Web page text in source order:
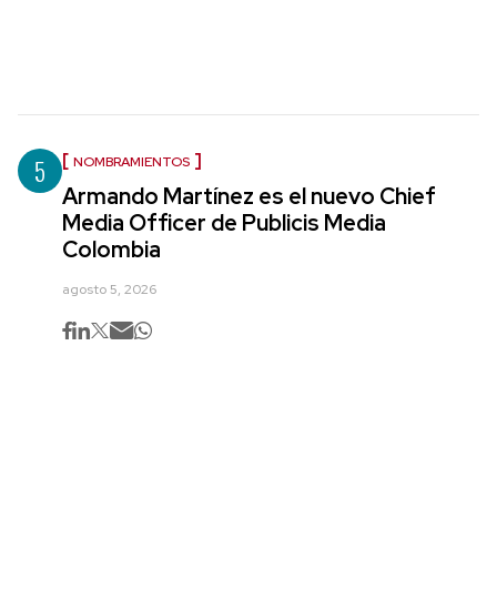
5 NOMBRAMIENTOS
Armando Martínez es el nuevo Chief
Media Officer de Publicis Media
Colombia
agosto 5, 2026